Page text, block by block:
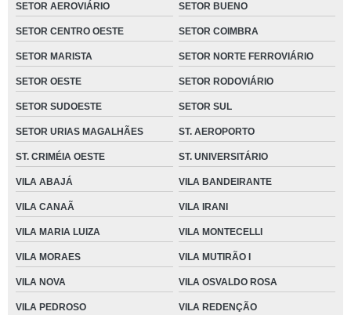
SETOR AEROVIÁRIO SETOR BUENO
SETOR CENTRO OESTE SETOR COIMBRA
SETOR MARISTA SETOR NORTE FERROVIÁRIO
SETOR OESTE SETOR RODOVIÁRIO
SETOR SUDOESTE SETOR SUL
SETOR URIAS MAGALHÃES ST. AEROPORTO
ST. CRIMÉIA OESTE ST. UNIVERSITÁRIO
VILA ABAJÁ VILA BANDEIRANTE
VILA CANAÃ VILA IRANI
VILA MARIA LUIZA VILA MONTECELLI
VILA MORAES VILA MUTIRÃO I
VILA NOVA VILA OSVALDO ROSA
VILA PEDROSO VILA REDENÇÃO